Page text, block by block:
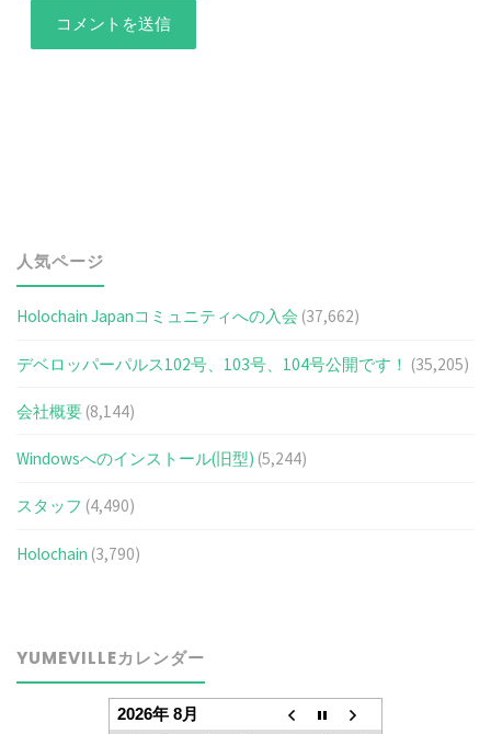
人気ページ
Holochain Japanコミュニティへの入会 (37,662)
デベロッパーパルス102号、103号、104号公開です！ (35,205)
会社概要 (8,144)
Windowsへのインストール(旧型) (5,244)
スタッフ (4,490)
Holochain (3,790)
YUMEVILLEカレンダー
2026年 8月